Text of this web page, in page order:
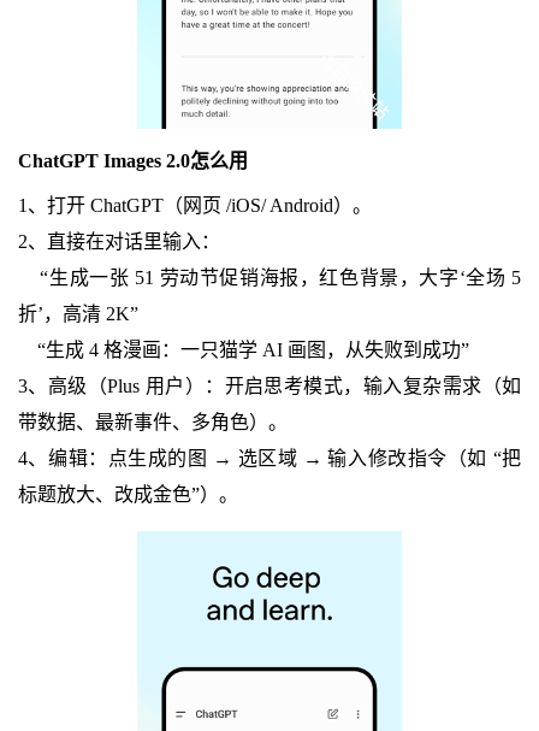
ChatGPT Images 2.0怎么用
1、打开 ChatGPT（网页 /iOS/ Android）。
2、直接在对话里输入：
“生成一张 51 劳动节促销海报，红色背景，大字‘全场 5
折’，高清 2K”
“生成 4 格漫画：一只猫学 AI 画图，从失败到成功”
3、高级（Plus 用户）：开启思考模式，输入复杂需求（如
带数据、最新事件、多角色）。
4、编辑：点生成的图 → 选区域 → 输入修改指令（如 “把
标题放大、改成金色”）。